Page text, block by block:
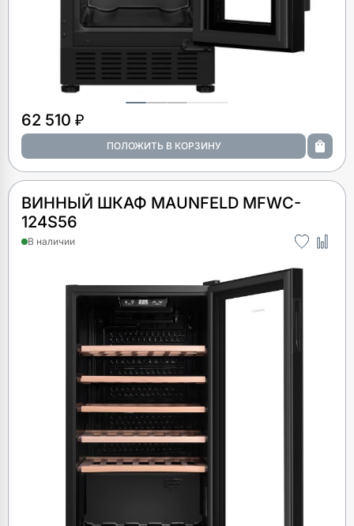
62 510 ₽
ВИННЫЙ ШКАФ MAUNFELD MFWC-
124S56
В наличии